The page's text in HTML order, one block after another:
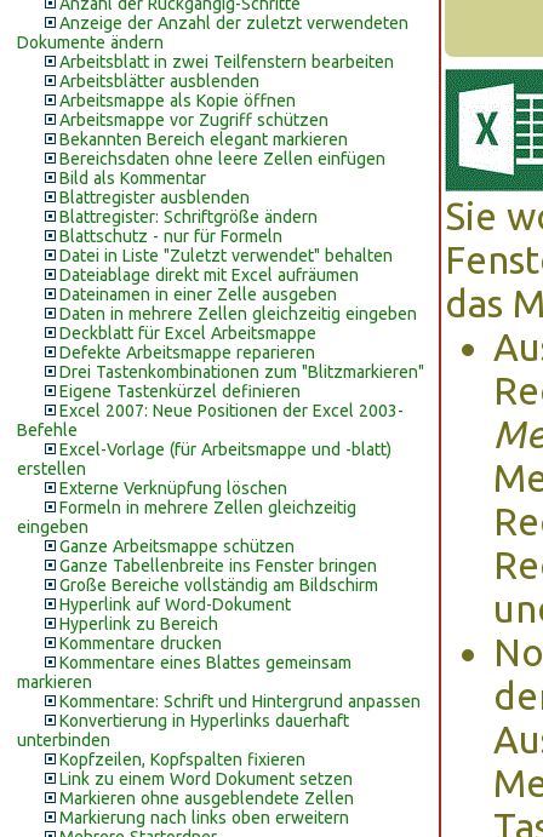
Anzeige der Anzahl der zuletzt verwendeten
Dokumente ändern
Arbeitsblatt in zwei Teilfenstern bearbeiten
Arbeitsblätter ausblenden
Arbeitsmappe als Kopie öffnen
Arbeitsmappe vor Zugriff schützen
Bekannten Bereich elegant markieren
Bereichsdaten ohne leere Zellen einfügen
Bild als Kommentar
Blattregister ausblenden
Blattregister: Schriftgröße ändern
Blattschutz - nur für Formeln
Datei in Liste "Zuletzt verwendet" behalten
Dateiablage direkt mit Excel aufräumen
Dateinamen in einer Zelle ausgeben
Daten in mehrere Zellen gleichzeitig eingeben
Deckblatt für Excel Arbeitsmappe
Defekte Arbeitsmappe reparieren
Drei Tastenkombinationen zum "Blitzmarkieren"
Eigene Tastenkürzel definieren
Excel 2007: Neue Positionen der Excel 2003-
Befehle
Excel-Vorlage (für Arbeitsmappe und -blatt)
erstellen
Externe Verknüpfung löschen
Formeln in mehrere Zellen gleichzeitig
eingeben
Ganze Arbeitsmappe schützen
Ganze Tabellenbreite ins Fenster bringen
Große Bereiche vollständig am Bildschirm
Hyperlink auf Word-Dokument
Hyperlink zu Bereich
Kommentare drucken
Kommentare eines Blattes gemeinsam
markieren
Kommentare: Schrift und Hintergrund anpassen
Konvertierung in Hyperlinks dauerhaft
unterbinden
Kopfzeilen, Kopfspalten fixieren
Link zu einem Word Dokument setzen
Markieren ohne ausgeblendete Zellen
Markierung nach links oben erweitern
Sie
das